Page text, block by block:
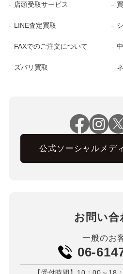
店頭受取サービス
LINE査定買取
FAXでのご注文について
ズバリ買取
公式ソーシャルメデ
お問い合
一般のお
06-